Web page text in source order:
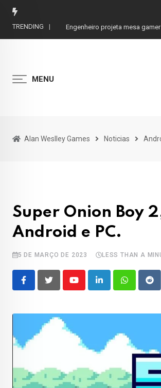
Skip
TRENDING Engenheiro projeta mesa
MENU
Alan Weslley Games Noticias
Super Onion Boy
Android e PC.
5 DE MARÇO DE 2023 LESS THAN A
YoutubeLinkedInWhatsapp